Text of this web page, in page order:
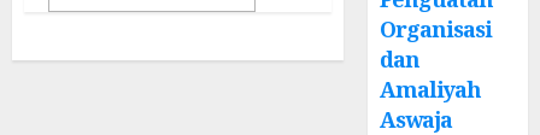
Organisasi
dan
Amaliyah
Aswaja